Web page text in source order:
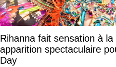
Rihanna fait sensation à
apparition spectaculaire
Day